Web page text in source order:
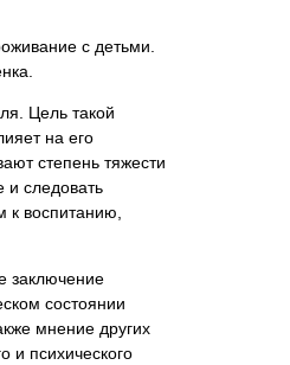
с детьми.
Цель такой
на его
степень тяжести
и следовать
к воспитанию,
заключение
состоянии
мнение других
и психического